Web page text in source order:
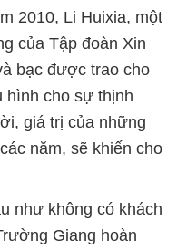
2010, Li Huixia, một
của Tập đoàn Xin
bạc được trao cho
cho sự thịnh
giá trị của những
năm, sẽ khiến cho
như không có khách
Giang hoàn